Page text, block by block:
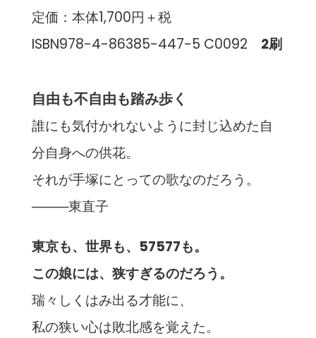
定価：本体1,700円＋税
ISBN978-4-86385-447-5 C0092 2刷
自由も不自由も踏み歩く
誰にも気付かれないように封じ込めた自
分自身への供花。
それが手塚にとっての歌なのだろう。
────東直子
東京も、世界も、57577も。
この娘には、狭すぎるのだろう。
瑞々しくはみ出る才能に、
私の狭い心は敗北感を覚えた。